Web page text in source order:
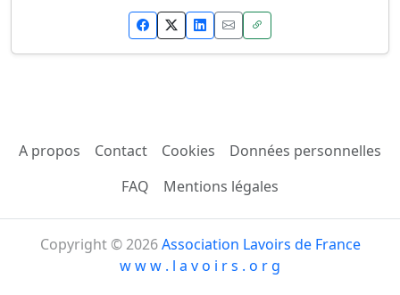
A propos Contact Cookies
Données personnelles
FAQ
Mentions légales
Copyright © 2026Association Lavoirs de France
w w w . l a v o i r s . o r g